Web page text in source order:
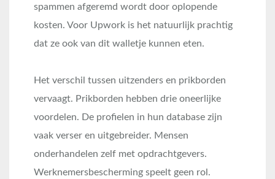
spammen afgeremd wordt door oplopende
kosten. Voor Upwork is het natuurlijk prachtig
dat ze ook van dit walletje kunnen eten.
Het verschil tussen uitzenders en prikborden
vervaagt. Prikborden hebben drie oneerlijke
voordelen. De profielen in hun database zijn
vaak verser en uitgebreider. Mensen
onderhandelen zelf met opdrachtgevers.
Werknemersbescherming speelt geen rol.